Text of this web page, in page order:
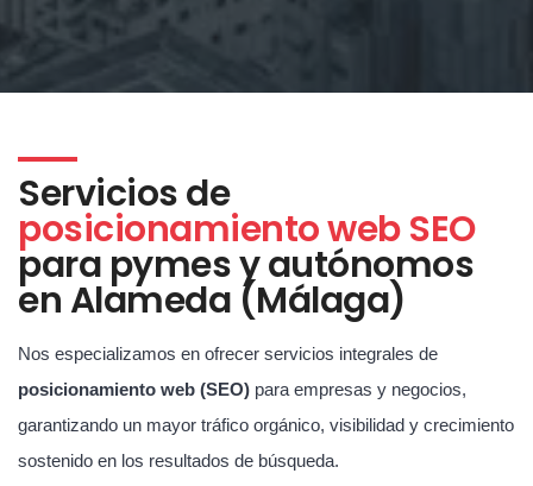
Servicios de
posicionamiento web SEO
para pymes y autónomos
en Alameda (Málaga)
Nos especializamos en ofrecer servicios integrales de
posicionamiento web (SEO) para empresas y negocios,
garantizando un mayor tráfico orgánico, visibilidad y crecimiento
sostenido en los resultados de búsqueda.